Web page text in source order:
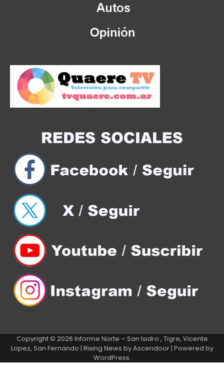
Copyright © 2026 Informe Norte – San Isidro , Tigre, Vicente
Lopez, San Fernando | Rising News byAscendoor| Powered by
WordPress.